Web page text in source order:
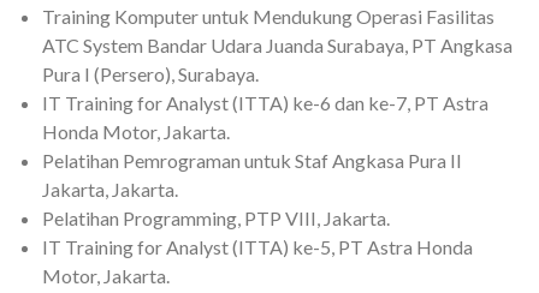
Training Komputer untuk Mendukung Operasi Fasilitas
ATC System Bandar Udara Juanda Surabaya, PT Angkasa
Pura I (Persero), Surabaya.
IT Training for Analyst (ITTA) ke-6 dan ke-7, PT Astra
Honda Motor, Jakarta.
Pelatihan Pemrograman untuk Staf Angkasa Pura II
Jakarta, Jakarta.
Pelatihan Programming, PTP VIII, Jakarta.
IT Training for Analyst (ITTA) ke-5, PT Astra Honda
Motor, Jakarta.